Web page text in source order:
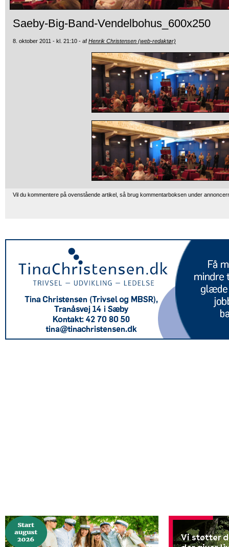
Saeby-Big-Band-Vendelbohus_600x250
8. oktober 2011 - kl. 21:10 - af Henrik Christensen (web-redaktør)
Vil du kommentere på ovenstående artikel, så brug kommentarboksen under